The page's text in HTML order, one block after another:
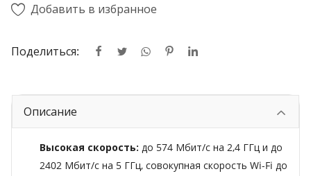
Добавить в избранное
Поделиться:
Описание
Высокая скорость: до 574 Мбит/с на 2,4 ГГц и до
2402 Мбит/с на 5 ГГц, совокупная скорость Wi-Fi до